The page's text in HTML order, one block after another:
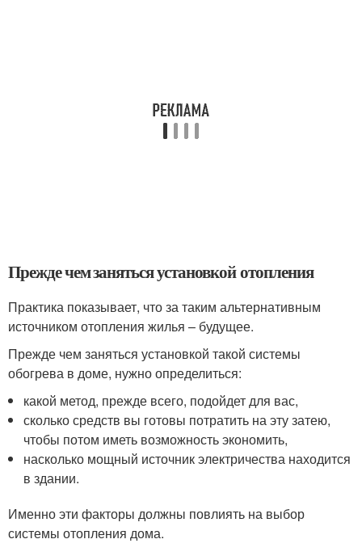
Прежде чем заняться установкой отопления
Практика показывает, что за таким альтернативным
источником отопления жилья – будущее.
Прежде чем заняться установкой такой системы
обогрева в доме, нужно определиться:
какой метод, прежде всего, подойдет для вас,
сколько средств вы готовы потратить на эту затею,
чтобы потом иметь возможность экономить,
насколько мощный источник электричества находится
в здании.
Именно эти факторы должны повлиять на выбор
системы отопления дома.